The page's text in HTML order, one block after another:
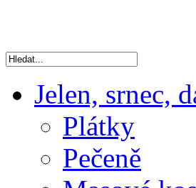
Jelen, srnec,
Plátky
Pečeně